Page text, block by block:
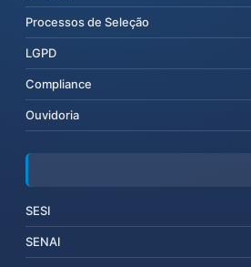
Processos de Seleção
LGPD
Compliance
Ouvidoria
SESI
SENAI